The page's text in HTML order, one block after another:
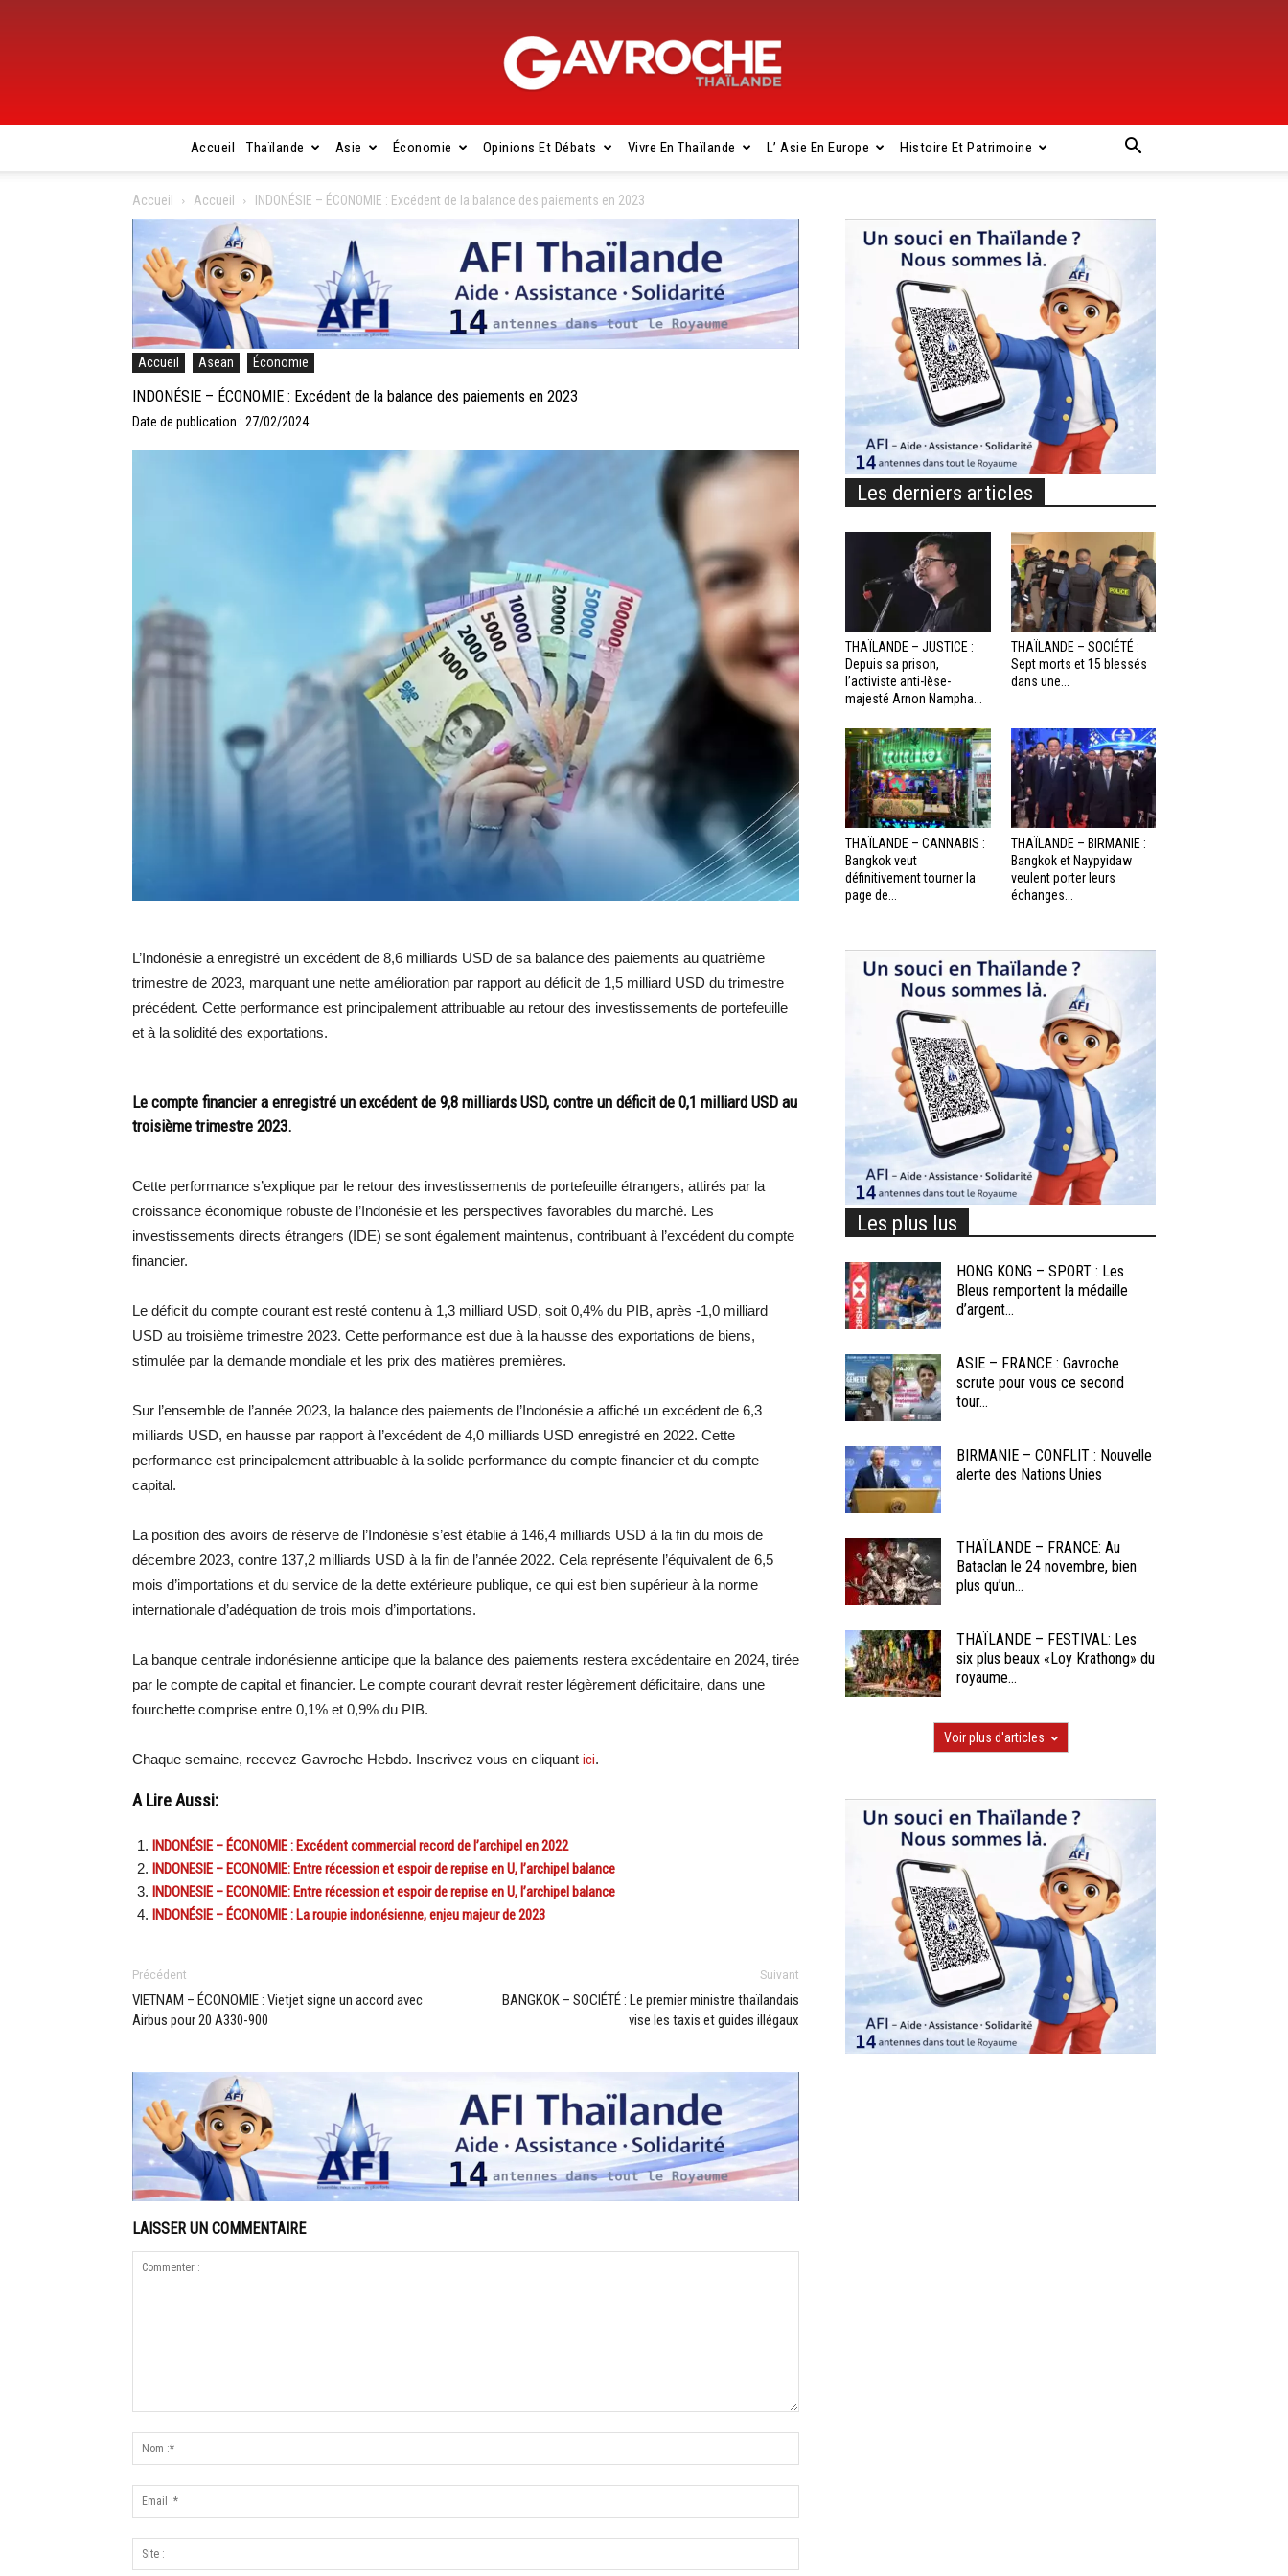
Gavroche
Thaïlande
Accueil Thaïlande Asie Économie Opinions Et Débats Vivre En Thaïlande L’ Asie En Europe Histoire Et Patrimoine
Accueil Accueil INDONÉSIE – ÉCONOMIE : Excédent de la balance des paiements en 2023
Accueil Asean Économie
INDONÉSIE – ÉCONOMIE : Excédent de la balance des paiements en 2023
Date de publication : 27/02/2024
L’Indonésie a enregistré un excédent de 8,6 milliards USD de sa balance des paiements au quatrième
trimestre de 2023, marquant une nette amélioration par rapport au déficit de 1,5 milliard USD du trimestre
précédent. Cette performance est principalement attribuable au retour des investissements de portefeuille
et à la solidité des exportations.
Le compte financier a enregistré un excédent de 9,8 milliards USD, contre un déficit de 0,1 milliard USD au
troisième trimestre 2023.
Cette performance s’explique par le retour des investissements de portefeuille étrangers, attirés par la
croissance économique robuste de l’Indonésie et les perspectives favorables du marché. Les
investissements directs étrangers (IDE) se sont également maintenus, contribuant à l’excédent du compte
financier.
Le déficit du compte courant est resté contenu à 1,3 milliard USD, soit 0,4% du PIB, après -1,0 milliard
USD au troisième trimestre 2023. Cette performance est due à la hausse des exportations de biens,
stimulée par la demande mondiale et les prix des matières premières.
Sur l’ensemble de l’année 2023, la balance des paiements de l’Indonésie a affiché un excédent de 6,3
milliards USD, en hausse par rapport à l’excédent de 4,0 milliards USD enregistré en 2022. Cette
performance est principalement attribuable à la solide performance du compte financier et du compte
capital.
La position des avoirs de réserve de l’Indonésie s’est établie à 146,4 milliards USD à la fin du mois de
décembre 2023, contre 137,2 milliards USD à la fin de l’année 2022. Cela représente l’équivalent de 6,5
mois d’importations et du service de la dette extérieure publique, ce qui est bien supérieur à la norme
internationale d’adéquation de trois mois d’importations.
La banque centrale indonésienne anticipe que la balance des paiements restera excédentaire en 2024, tirée
par le compte de capital et financier. Le compte courant devrait rester légèrement déficitaire, dans une
fourchette comprise entre 0,1% et 0,9% du PIB.
Chaque semaine, recevez Gavroche Hebdo. Inscrivez vous en cliquant ici.
A Lire Aussi:
INDONÉSIE – ÉCONOMIE : Excédent commercial record de l’archipel en 2022
INDONESIE – ECONOMIE: Entre récession et espoir de reprise en U, l’archipel balance
INDONESIE – ECONOMIE: Entre récession et espoir de reprise en U, l’archipel balance
INDONÉSIE – ÉCONOMIE : La roupie indonésienne, enjeu majeur de 2023
Précédent
VIETNAM – ÉCONOMIE : Vietjet signe un accord avec
Airbus pour 20 A330-900
Suivant
BANGKOK – SOCIÉTÉ : Le premier ministre thaïlandais
vise les taxis et guides illégaux
LAISSER UN COMMENTAIRE
Les derniers articles
THAÏLANDE – JUSTICE :
Depuis sa prison,
l’activiste anti-lèse-
majesté Arnon Nampha...
THAÏLANDE – SOCIÉTÉ :
Sept morts et 15 blessés
dans une...
THAÏLANDE – CANNABIS :
Bangkok veut
définitivement tourner la
page de...
THAÏLANDE – BIRMANIE :
Bangkok et Naypyidaw
veulent porter leurs
échanges...
Les plus lus
HONG KONG – SPORT : Les
Bleus remportent la médaille
d’argent...
ASIE – FRANCE : Gavroche
scrute pour vous ce second
tour...
BIRMANIE – CONFLIT : Nouvelle
alerte des Nations Unies
THAÏLANDE – FRANCE: Au
Bataclan le 24 novembre, bien
plus qu’un...
THAÏLANDE – FESTIVAL: Les
six plus beaux «Loy Krathong» du
royaume...
Voir plus d'articles